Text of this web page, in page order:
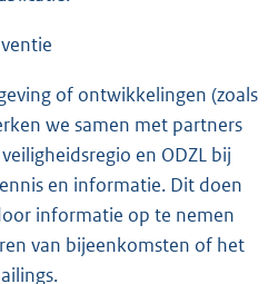
of ontwikkelingen (zoals
we samen met partners
en ODZL bij
en informatie. Dit doen
informatie op te nemen
van bijeenkomsten of het